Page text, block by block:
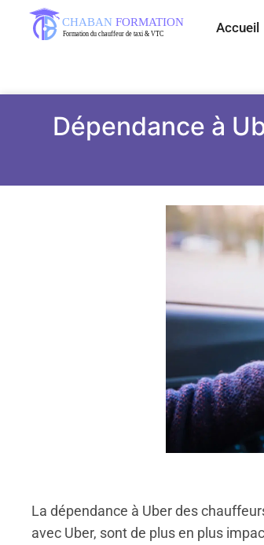
Accueil
Dépendance à
La dépendance à Uber des
avec Uber, sont de plus en plus